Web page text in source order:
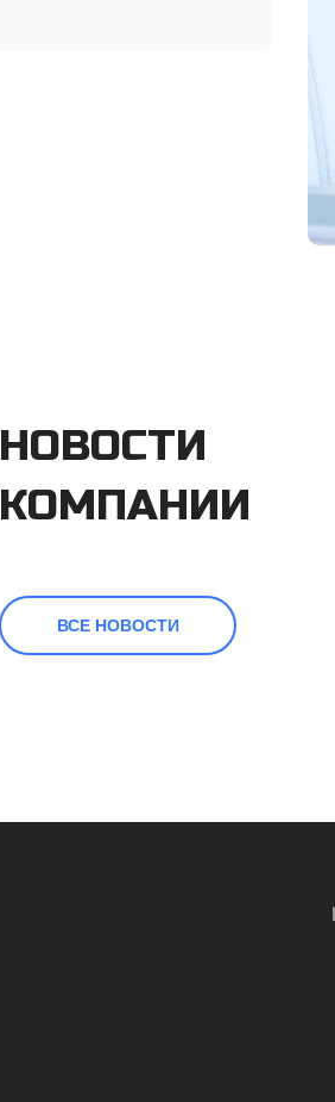
НОВОСТИ
КОМПАНИИ
ВСЕ НОВОСТИ